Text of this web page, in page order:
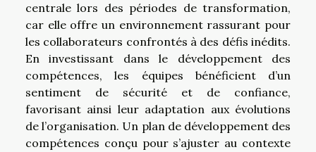
centrale lors des périodes de transformation,
car elle offre un environnement rassurant pour
les collaborateurs confrontés à des défis inédits.
En investissant dans le développement des
compétences, les équipes bénéficient d’un
sentiment de sécurité et de confiance,
favorisant ainsi leur adaptation aux évolutions
de l’organisation. Un plan de développement des
compétences conçu pour s’ajuster au contexte